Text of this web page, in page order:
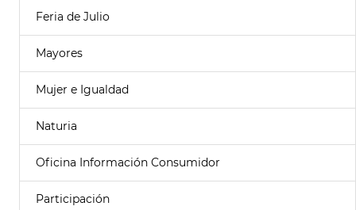
Feria de Julio
Mayores
Mujer e Igualdad
Naturia
Oficina Información Consumidor
Participación